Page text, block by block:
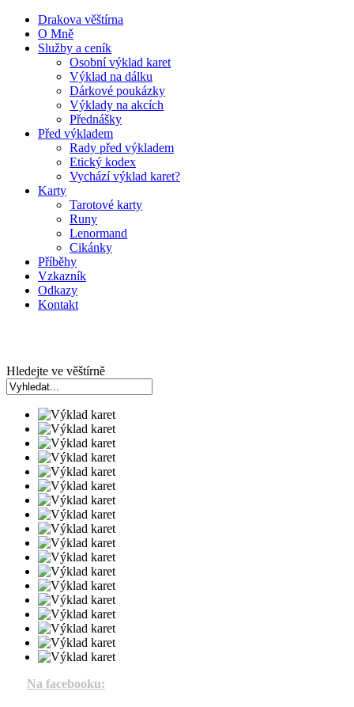
Drakova věštírna
O Mně
Služby a ceník
Osobní výklad karet
Výklad na dálku
Dárkové poukázky
Výklady na akcích
Přednášky
Před výkladem
Rady před výkladem
Etický kodex
Vychází výklad karet?
Karty
Tarotové karty
Runy
Lenormand
Cikánky
Příběhy
Vzkazník
Odkazy
Kontakt
Hledejte ve věštírně
Na facebooku: